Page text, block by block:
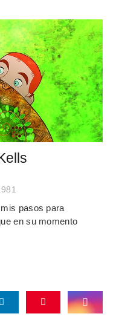
pasos para
en su momento